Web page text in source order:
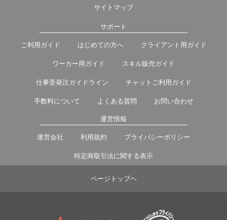
サイトマップ
サポート
ご利用ガイド はじめての方へ クライアント用ガイド
ワーカー用ガイド スキル販売ガイド
仕事受発注ガイドライン チャットご利用ガイド
手数料について よくある質問 お問い合わせ
運営情報
運営会社 利用規約 プライバシーポリシー
特定商取引法に関する表示
ページトップヘ